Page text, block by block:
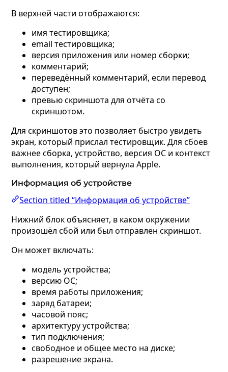
В верхней части отображаются:
имя тестировщика;
email тестировщика;
версия приложения или номер сборки;
комментарий;
переведённый комментарий, если перевод
доступен;
превью скриншота для отчёта со
скриншотом.
Для скриншотов это позволяет быстро увидеть
экран, который прислал тестировщик. Для сбоев
важнее сборка, устройство, версия ОС и контекст
выполнения, который вернула Apple.
Информация об устройстве
Section titled “Информация об устройстве”
Нижний блок объясняет, в каком окружении
произошёл сбой или был отправлен скриншот.
Он может включать:
модель устройства;
версию ОС;
время работы приложения;
заряд батареи;
часовой пояс;
архитектуру устройства;
тип подключения;
свободное и общее место на диске;
разрешение экрана.